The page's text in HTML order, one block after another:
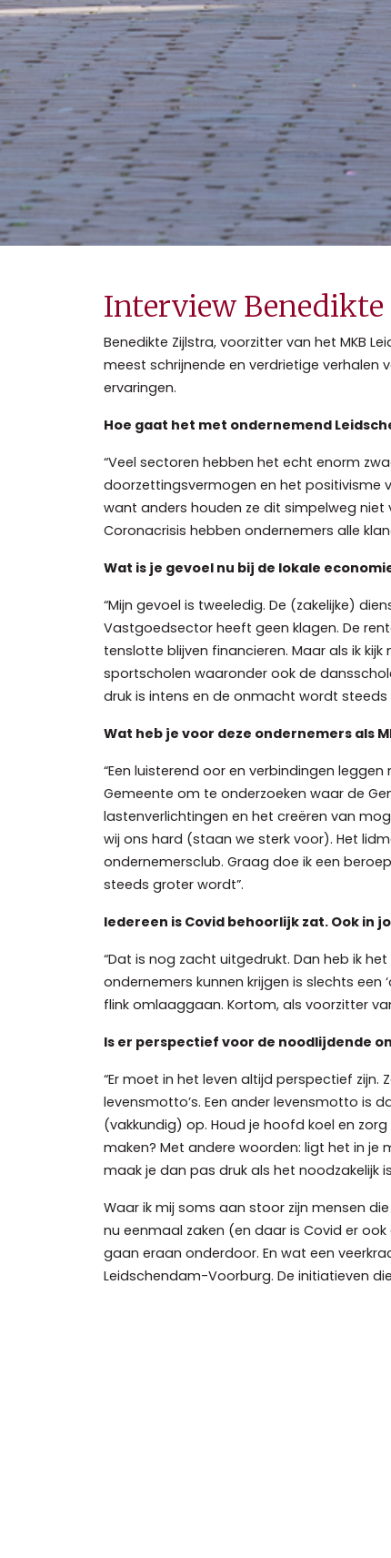
Interview
Benedikte Zijlstra, voorzitter van het MKB
meest schrijnende en verdrietige verhalen
ervaringen.
Hoe gaat het met ondernemend
“Veel sectoren hebben het echt enorm
doorzettingsvermogen en het positivisme
want anders houden ze dit simpelweg niet
Coronacrisis hebben ondernemers alle
Wat is je gevoel nu bij de lokale
“Mijn gevoel is tweeledig. De (zakelijke)
Vastgoedsector heeft geen klagen. De
tenslotte blijven financieren. Maar als ik
sportscholen waaronder ook de
druk is intens en de onmacht wordt steeds
Wat heb je voor deze ondernemers als
“Een luisterend oor en verbindingen
Gemeente om te onderzoeken waar de
lastenverlichtingen en het creëren van
wij ons hard (staan we sterk voor). Het
ondernemersclub. Graag doe ik een
steeds groter wordt”.
Iedereen is Covid behoorlijk zat. Ook in
“Dat is nog zacht uitgedrukt. Dan heb ik
ondernemers kunnen krijgen is slechts
flink omlaaggaan. Kortom, als voorzitter
Is er perspectief voor de noodlijdende
“Er moet in het leven altijd perspectief
levensmotto’s. Een ander levensmotto is
(vakkundig) op. Houd je hoofd koel en
maken? Met andere woorden: ligt het in je
maak je dan pas druk als het noodzakelijk
Waar ik mij soms aan stoor zijn mensen
nu eenmaal zaken (en daar is Covid er
gaan eraan onderdoor. En wat een
Leidschendam-Voorburg. De initiatieven